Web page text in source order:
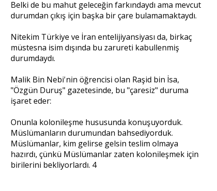
Belki de bu mahut geleceğin farkındaydı ama mevcut
durumdan çıkış için başka bir çare bulamamaktaydı.
Nitekim Türkiye ve İran entelijiyansiyası da, birkaç
müstesna isim dışında bu zarureti kabullenmiş
durumdaydı.
Malik Bin Nebi'nin öğrencisi olan Raşid bin İsa,
"Özgün Duruş" gazetesinde, bu "çaresiz" duruma
işaret eder:
Onunla kolonileşme hususunda konuşuyorduk.
Müslümanların durumundan bahsediyorduk.
Müslümanlar, kim gelirse gelsin teslim olmaya
hazırdı, çünkü Müslümanlar zaten kolonileşmek için
birilerini bekliyorlardı. 4